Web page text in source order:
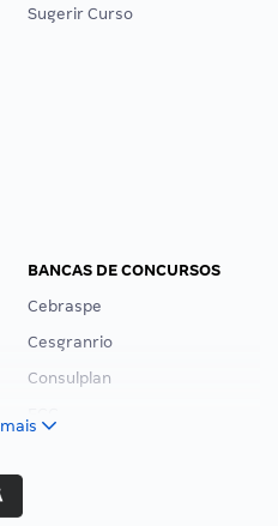
Sugerir Curso
BANCAS DE CONCURSOS
Cebraspe
Cesgranrio
Consulplan